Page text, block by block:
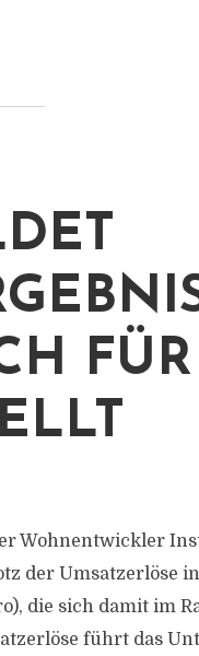
FÜR
Wohnentwickler
der Umsatzerlöse
die sich damit im
führt das